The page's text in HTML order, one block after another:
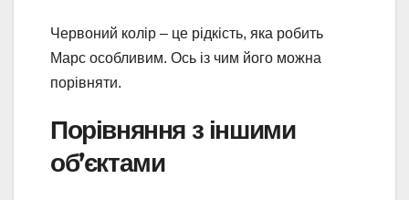
Червоний колір – це рідкість, яка робить
Марс особливим. Ось із чим його можна
порівняти.
Порівняння з іншими
об’єктами